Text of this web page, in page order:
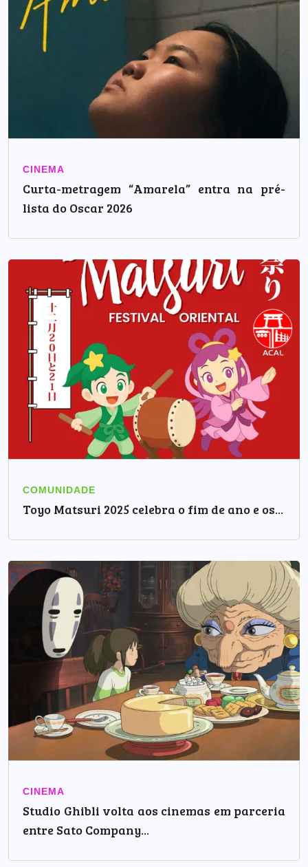
CINEMA
Curta-metragem “Amarela” entra na pré-
lista do Oscar 2026
COMUNIDADE
Toyo Matsuri 2025 celebra o fim de ano e os...
CINEMA
Studio Ghibli volta aos cinemas em parceria
entre Sato Company...